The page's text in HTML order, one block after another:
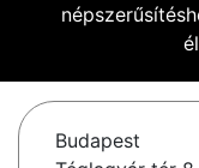
Budapest